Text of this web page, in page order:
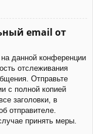
email от
данной конференции
отслеживания
Отправьте
с полной копией
заголовки, в
отправителе.
принять меры.